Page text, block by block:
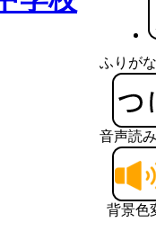
ふりが
音声読
背景色